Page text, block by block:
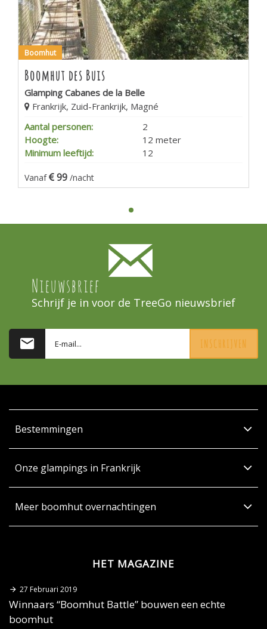
Boomhut
Boomhut des Buis
Glamping Cabanes de la Belle
Frankrijk, Zuid-Frankrijk, Magné
Aantal personen:
2
Hoogte:
12 meter
Minimum leeftijd:
12
Vanaf 99 /nacht
Nieuwsbrief
Schrijf je in voor de TreeGo nieuwsbrief
INSCHRIJVEN
Bestemmingen
Onze glampings in Frankrijk
Meer boomhut overnachtingen
HET MAGAZINE
27 Februari 2019
Winnaars “Boomhut Battle” bouwen een echte
boomhut